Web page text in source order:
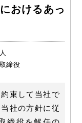
おけるあっ
締役
束して当社で
社の方針に従